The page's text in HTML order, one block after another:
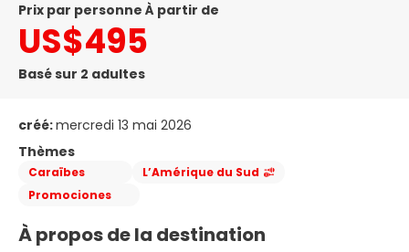
prix par personne À partir de
US$495
Basé sur 2 adultes
créé:mercredi 13 mai 2026
Thèmes
Caraïbes
L’Amérique du Sud
Promociones
À propos de la destination